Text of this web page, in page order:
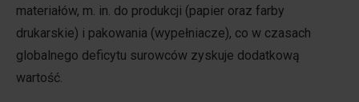
materiałów, m. in. do produkcji (papier oraz farby
drukarskie) i pakowania (wypełniacze), co w czasach
globalnego deficytu surowców zyskuje dodatkową
wartość.